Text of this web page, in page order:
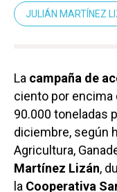
JULIÁN MARTÍNEZ
La campaña de
ciento por encima
90.000 toneladas
diciembre, según
Agricultura,
Martínez Lizán,
la Cooperativa